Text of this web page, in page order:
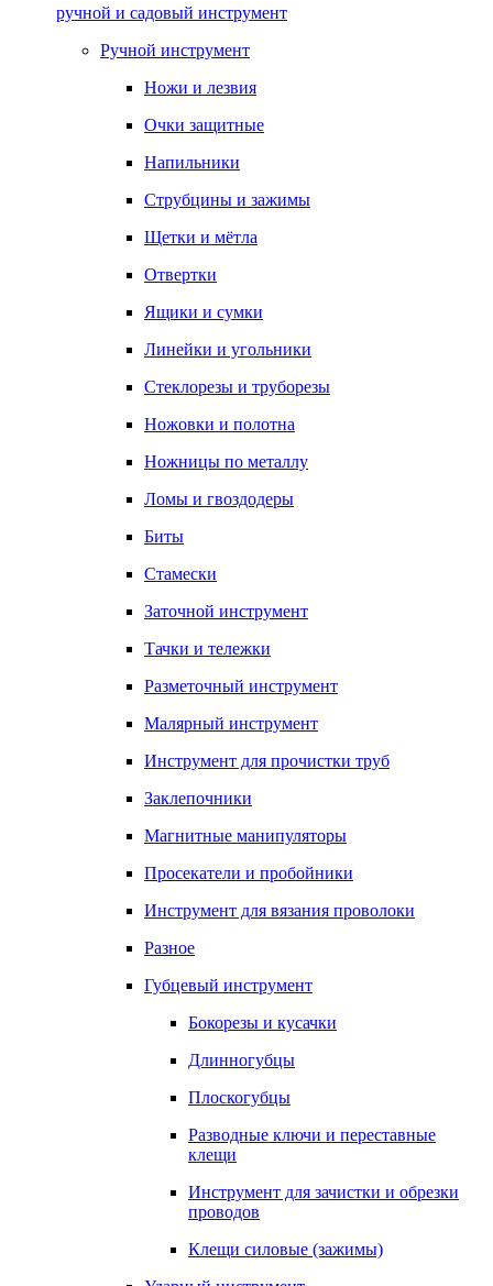
ручной и садовый инструмент
Ручной инструмент
Ножи и лезвия
Очки защитные
Напильники
Струбцины и зажимы
Щетки и мётла
Отвертки
Ящики и сумки
Линейки и угольники
Стеклорезы и труборезы
Ножовки и полотна
Ножницы по металлу
Ломы и гвоздодеры
Биты
Стамески
Заточной инструмент
Тачки и тележки
Разметочный инструмент
Малярный инструмент
Инструмент для прочистки труб
Заклепочники
Магнитные манипуляторы
Просекатели и пробойники
Инструмент для вязания проволоки
Разное
Губцевый инструмент
Бокорезы и кусачки
Длинногубцы
Плоскогубцы
Разводные ключи и переставные
клещи
Инструмент для зачистки и обрезки
проводов
Клещи силовые (зажимы)